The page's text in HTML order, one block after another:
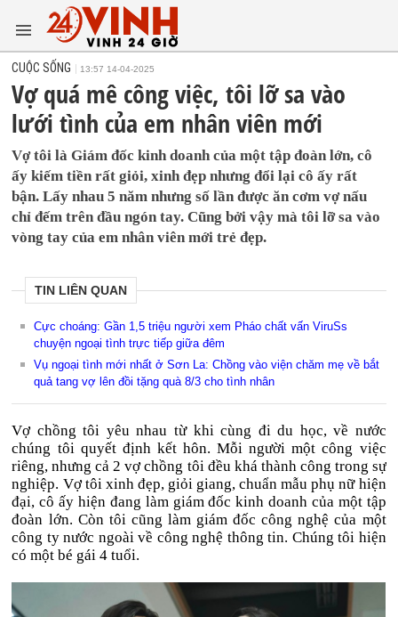
CUỘC SỐNG 13:57 14-04-2025
Vợ quá mê công việc, tôi lỡ sa vào
lưới tình của em nhân viên mới
Vợ tôi là Giám đốc kinh doanh của một tập đoàn lớn, cô
ấy kiếm tiền rất giỏi, xinh đẹp nhưng đổi lại cô ấy rất
bận. Lấy nhau 5 năm nhưng số lần được ăn cơm vợ nấu
chỉ đếm trên đầu ngón tay. Cũng bởi vậy mà tôi lỡ sa vào
vòng tay của em nhân viên mới trẻ đẹp.
TIN LIÊN QUAN
Cực choáng: Gần 1,5 triệu người xem Pháo chất vấn ViruSs
chuyện ngoại tình trực tiếp giữa đêm
Vụ ngoại tình mới nhất ở Sơn La: Chồng vào viện chăm mẹ về bắt
quả tang vợ lên đồi tặng quà 8/3 cho tình nhân
Vợ chồng tôi yêu nhau từ khi cùng đi du học, về nước
chúng tôi quyết định kết hôn. Mỗi người một công việc
riêng, nhưng cả 2 vợ chồng tôi đều khá thành công trong sự
nghiệp. Vợ tôi xinh đẹp, giỏi giang, chuẩn mẫu phụ nữ hiện
đại, cô ấy hiện đang làm giám đốc kinh doanh của một tập
đoàn lớn. Còn tôi cũng làm giám đốc công nghệ của một
công ty nước ngoài về công nghệ thông tin. Chúng tôi hiện
có một bé gái 4 tuổi.